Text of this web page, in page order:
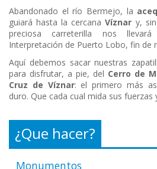
Abandonado el río Bermejo, la
guiará hasta la cercanaVíznar y,
preciosa carreterilla nos
Interpretación de Puerto Lobo, fin de
Aquí debemos sacar nuestras
para disfrutar, a pie, del Cerro de
Cruz de Víznar: el primero más
duro. Que cada cual mida sus fuerzas
¿Que hacer?
Monumentos